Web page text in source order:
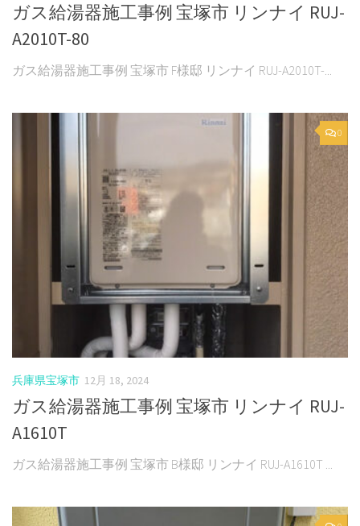
ガス給湯器施工事例 宝塚市 リンナイ RUJ-
A2010T-80
ガス給湯器施工事例 宝塚市 F様邸 リンナイ RUJ-A2010T-...
0
兵庫県宝塚市 12月 18, 2024
ガス給湯器施工事例 宝塚市 リンナイ RUJ-
A1610T
ガス給湯器施工事例 宝塚市 B様邸 リンナイ RUJ-A1610T ...